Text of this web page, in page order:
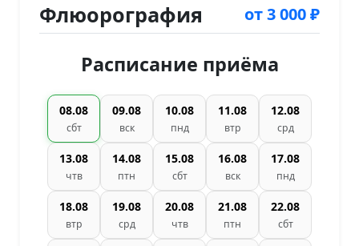
Флюорография от 3 000 ₽
Расписание приёма
08.08
сбт
09.08
вск
10.08
пнд
11.08
втр
12.08
срд
13.08
чтв
14.08
птн
15.08
сбт
16.08
вск
17.08
пнд
18.08
втр
19.08
срд
20.08
чтв
21.08
птн
22.08
сбт